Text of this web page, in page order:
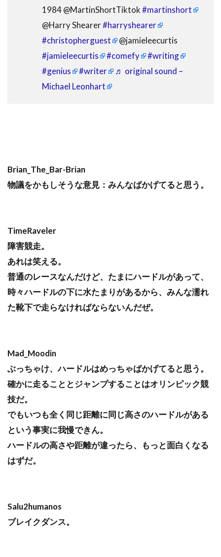
1984 @MartinShortTiktok#martinshort
@Harry Shearer#harryshearer
#christopherguest
@jamieleecurtis
#jamieleecurtis
#comefy
#writing
#genius
#writer
♬ original sound –
Michael Leonhart
Brian_The_Bar-Brian
物議をかもしそうな意見：みんなばかげてると思う。
TimeRaveler
障害競走。
あれは笑える。
普通のレースなんだけど、たまにハードルがあって、
時々ハードルの下に水たまりがあるから、みんな濡れ
た靴下で走らなければならないんだぜ。
Mad_Moodin
ぶっちゃけ、ハードルはめっちゃばかげてると思う。
確かに走ることとジャンプすることはオリンピック競
技だ。
でもいつも全く同じ距離に同じ高さのハードルがある
という事実に我慢できん。
ハードルの高さや距離が違ったら、もっと面白くなる
はずだ。
Salu2humanos
ブレイクダンス。